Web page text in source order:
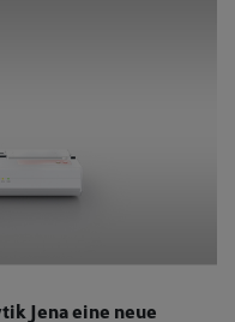
Jena eine neue